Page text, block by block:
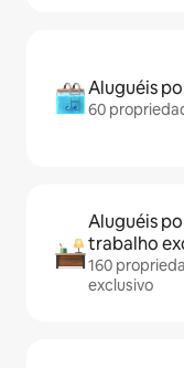
Aluguéis
60
Aluguéis
trabalho
160
exclusivo